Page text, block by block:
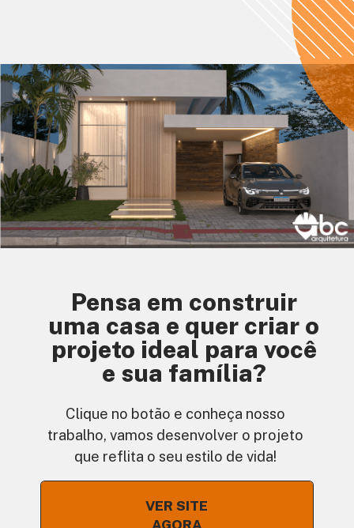
Pensa em construir
uma casa e quer criar o
projeto ideal para você
e sua família?
Clique no botão e conheça nosso
trabalho, vamos desenvolver o projeto
que reflita o seu estilo de vida!
VER SITE
AGORA